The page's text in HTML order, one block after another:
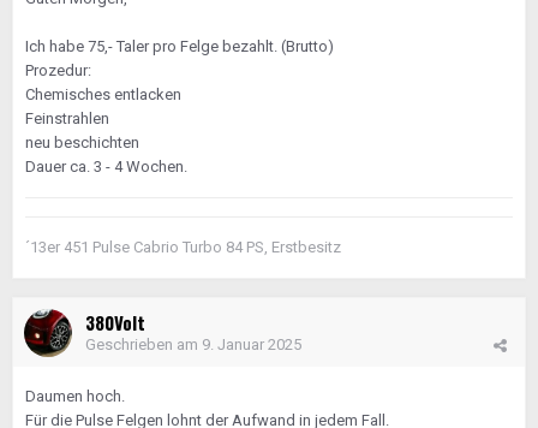
Ich habe 75,- Taler pro Felge bezahlt. (Brutto)
Prozedur:
Chemisches entlacken
Feinstrahlen
neu beschichten
Dauer ca. 3 - 4 Wochen.
´13er 451 Pulse Cabrio Turbo 84 PS, Erstbesitz
380Volt
Geschrieben am 9. Januar 2025
Daumen hoch.
Für die Pulse Felgen lohnt der Aufwand in jedem Fall.